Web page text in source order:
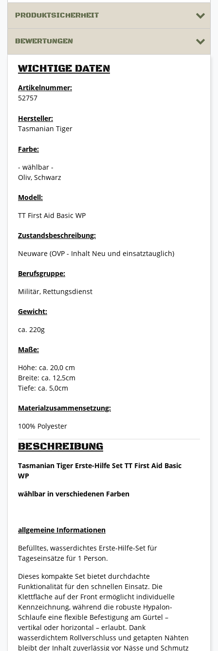
PRODUKTSICHERHEIT
BEWERTUNGEN
BESCHREIBUNG
Tasmanian Tiger Erste-Hilfe Set TT First Aid Basic
WP
wählbar in verschiedenen Farben
allgemeine Informationen
Befülltes, wasserdichtes Erste-Hilfe-Set für
Tageseinsätze für 1 Person.
Dieses kompakte Set bietet durchdachte
Funktionalität für den schnellen Einsatz. Die
Klettfläche auf der Front ermöglicht individuelle
Kennzeichnung, während die robuste Hypalon-
Schlaufe eine flexible Befestigung am Gürtel –
vertikal oder horizontal – erlaubt. Dank
wasserdichtem Rollverschluss und getapten Nähten
bleibt der Inhalt zuverlässig vor Nässe und Schmutz
WICHTIGE DATEN
Artikelnummer:
52757
Hersteller:
Tasmanian Tiger
Farbe:
- wählbar -
Oliv, Schwarz
Modell:
TT First Aid Basic WP
Zustandsbeschreibung:
Neuware (OVP - Inhalt Neu und einsatztauglich)
Berufsgruppe:
Militär, Rettungsdienst
Gewicht:
ca. 220g
Maße:
Höhe: ca. 20,0 cm
Breite: ca. 12,5cm
Tiefe: ca. 5,0cm
Materialzusammensetzung:
100% Polyester